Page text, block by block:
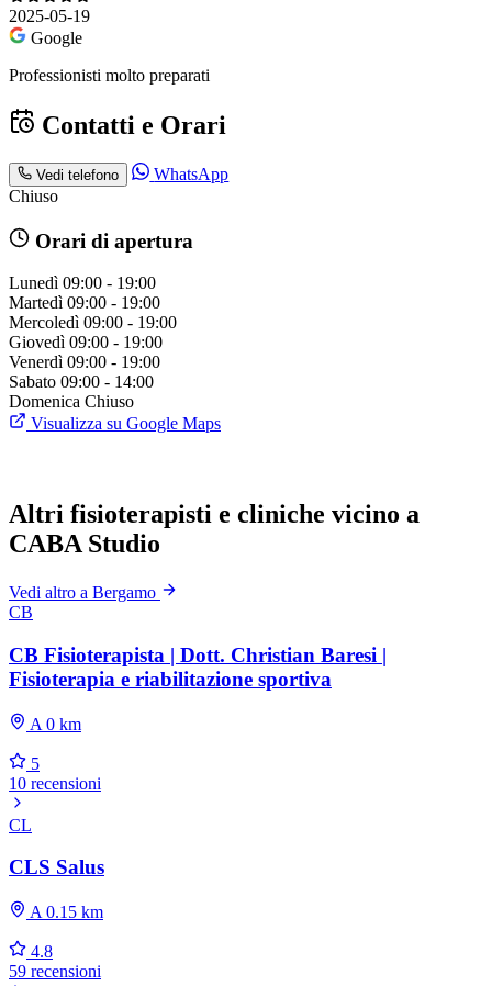
2025-05-19
Google
Professionisti molto preparati
Contatti e Orari
Vedi telefono
WhatsApp
Chiuso
Orari di apertura
Lunedì 09:00 - 19:00
Martedì 09:00 - 19:00
Mercoledì 09:00 - 19:00
Giovedì 09:00 - 19:00
Venerdì 09:00 - 19:00
Sabato 09:00 - 14:00
Domenica Chiuso
Visualizza su Google Maps
Altri fisioterapisti e cliniche vicino a
CABA Studio
Vedi altro a Bergamo
CB
CB Fisioterapista | Dott. Christian Baresi |
Fisioterapia e riabilitazione sportiva
A 0 km
5
10 recensioni
CL
CLS Salus
A 0.15 km
4.8
59 recensioni